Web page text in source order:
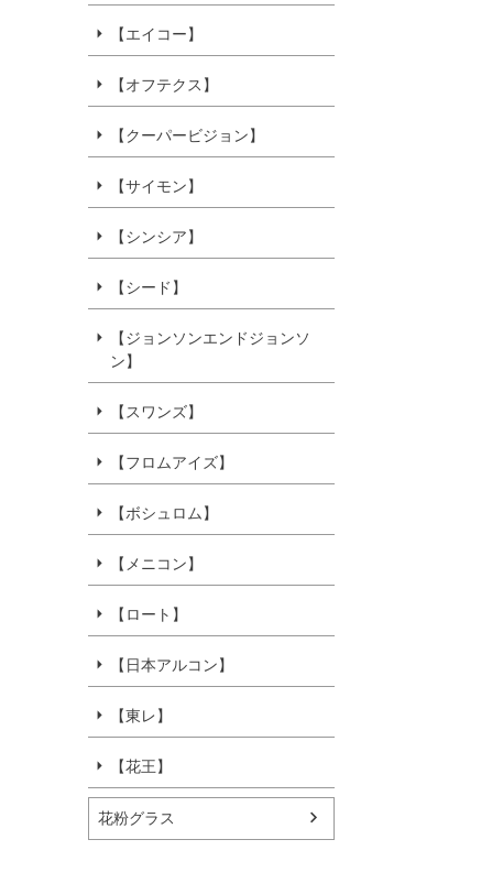
【エイコー】
【オフテクス】
【クーパービジョン】
【サイモン】
【シンシア】
【シード】
【ジョンソンエンドジョンソ
ン】
【スワンズ】
【フロムアイズ】
【ボシュロム】
【メニコン】
【ロート】
【日本アルコン】
【東レ】
【花王】
花粉グラス